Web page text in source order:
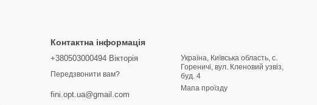
Контактна інформація
+380503000494 Вікторія
Передзвонити вам?
fini.opt.ua@gmail.com
Україна, Київська область, с.
Гореничі, вул. Кленовий узвіз,
буд. 4
Мапа проїзду